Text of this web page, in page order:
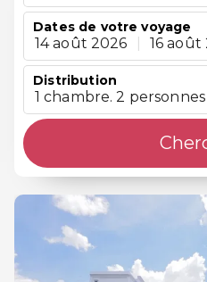
Dates de votre voyage
14 août 2026 16 août
Distribution
1 chambre. 2 personnes